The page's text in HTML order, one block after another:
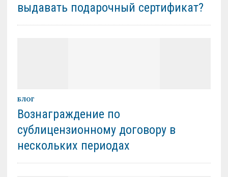
выдавать подарочный сертификат?
БЛОГ
Вознаграждение по
сублицензионному договору в
нескольких периодах